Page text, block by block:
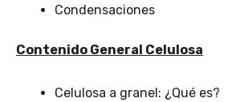
Condensaciones
Contenido General Celulosa
Celulosa a granel: ¿Qué es?